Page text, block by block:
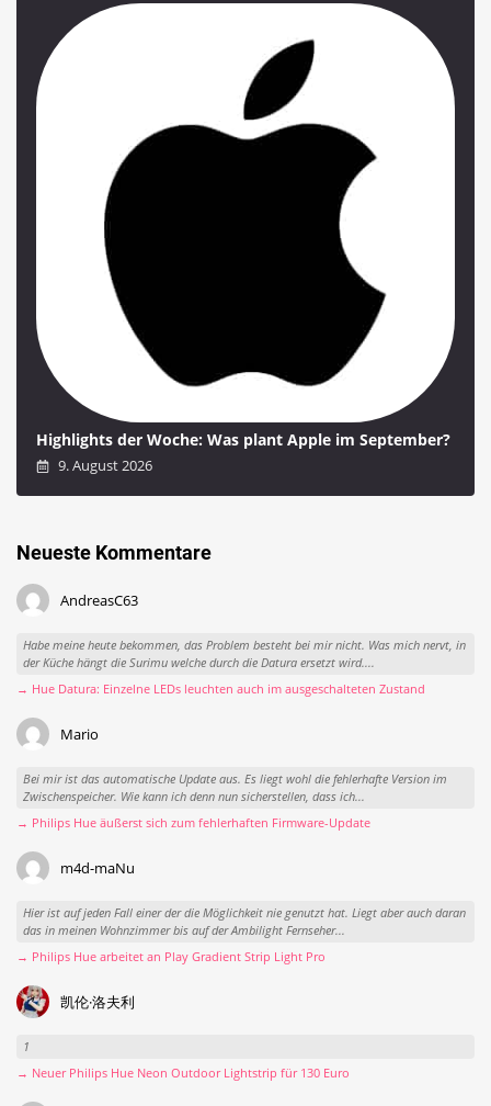
Highlights der Woche: Was plant Apple im September?
9. August 2026
Neueste Kommentare
AndreasC63
Habe meine heute bekommen, das Problem besteht bei mir nicht. Was mich nervt, in
der Küche hängt die Surimu welche durch die Datura ersetzt wird....
→ Hue Datura: Einzelne LEDs leuchten auch im ausgeschalteten Zustand
Mario
Bei mir ist das automatische Update aus. Es liegt wohl die fehlerhafte Version im
Zwischenspeicher. Wie kann ich denn nun sicherstellen, dass ich...
→ Philips Hue äußerst sich zum fehlerhaften Firmware-Update
m4d-maNu
Hier ist auf jeden Fall einer der die Möglichkeit nie genutzt hat. Liegt aber auch daran
das in meinen Wohnzimmer bis auf der Ambilight Fernseher...
→ Philips Hue arbeitet an Play Gradient Strip Light Pro
凯伦·洛夫利
1
→ Neuer Philips Hue Neon Outdoor Lightstrip für 130 Euro